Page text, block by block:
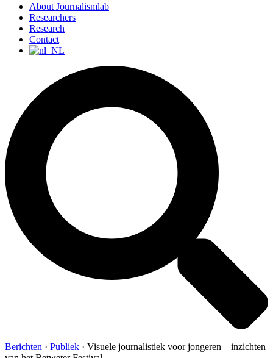
About Journalismlab
Researchers
Research
Contact
Berichten · Publiek · Visuele journalistiek voor jongeren – inzichten